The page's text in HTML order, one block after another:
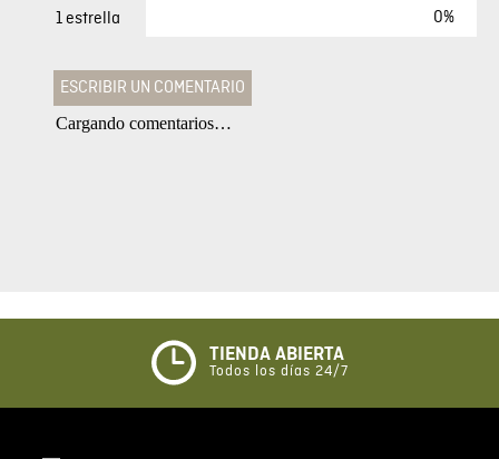
1 estrella 0%
ESCRIBIR UN COMENTARIO
Califique el producto de 1 a 5 estrellas
★☆ ☆
Su nombre
Cargando comentarios…
TIENDA ABIERTA
Todos los días 24/7